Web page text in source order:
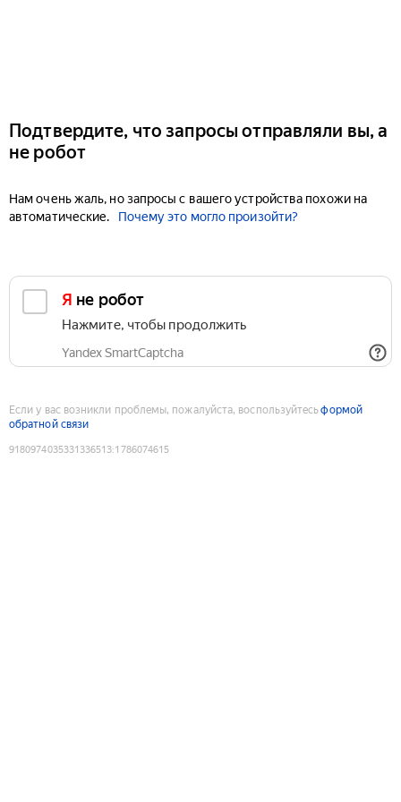
Подтвердите, что запросы отправляли вы, а
не робот
Нам очень жаль, но запросы с вашего устройства похожи на
автоматические.
Почему это могло произойти?
Я не робот
Нажмите, чтобы продолжить
Yandex SmartCaptcha
Если у вас возникли проблемы, пожалуйста, воспользуйтесьформой
обратной связи
9180974035331336513:1786074615